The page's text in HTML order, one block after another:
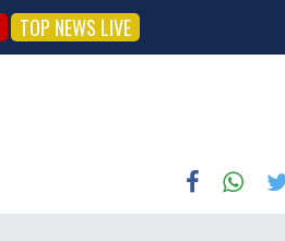
TOP NEWS LIVE